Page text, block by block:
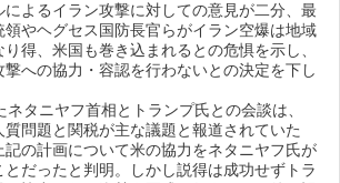
によるイラン攻撃に対しての意見が二分、最
やヘグセス国防長官らがイラン空爆は地域
得、米国も巻き込まれるとの危惧を示し、
撃への協力・容認を行わないとの決定を下し
ネタニヤフ首相とトランプ氏との会談は、
問題と関税が主な議題と報道されていた
の計画について米の協力をネタニヤフ氏が
だったと判明。しかし説得は成功せずトラ